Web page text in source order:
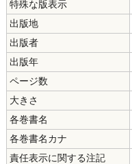
特殊な版表示
出版地
出版者
出版年
ページ数
大きさ
各巻書名
各巻書名カナ
責任表示に関する注記